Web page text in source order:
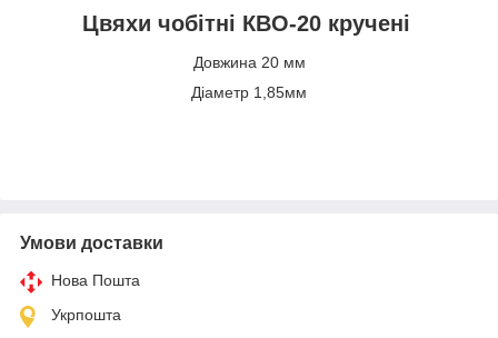
Цвяхи чобітні КВО-20 кручені
Довжина 20 мм
Діаметр 1,85мм
Умови доставки
Нова Пошта
Укрпошта